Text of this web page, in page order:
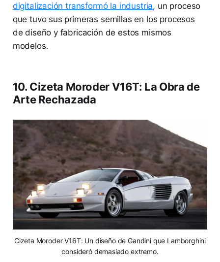
digitalización transformó la industria, un proceso
que tuvo sus primeras semillas en los procesos
de diseño y fabricación de estos mismos
modelos.
10. Cizeta Moroder V16T: La Obra de
Arte Rechazada
Cizeta Moroder V16T: Un diseño de Gandini que Lamborghini
consideró demasiado extremo.